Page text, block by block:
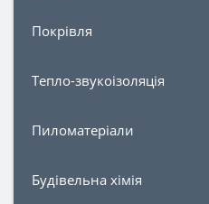
Покрівля
Тепло-звукоізоляція
Пиломатеріали
Будівельна хімія